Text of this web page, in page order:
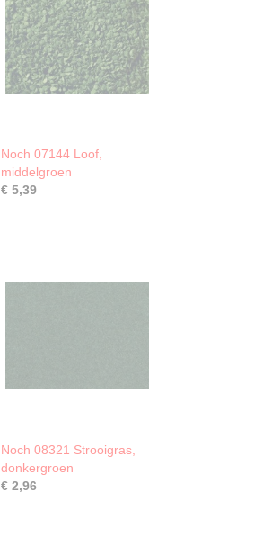
Noch 07144 Loof,
middelgroen
€ 5,39
Noch 08321 Strooigras,
donkergroen
€ 2,96